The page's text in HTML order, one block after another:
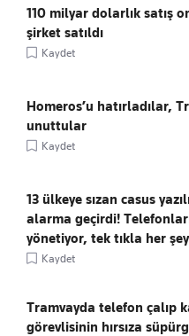
110 milyar dolarlık satış
şirket satıldı
Kaydet
Homeros’u hatırladılar,
unuttular
Kaydet
13 ülkeye sızan casus
alarma geçirdi!
yönetiyor, tek tıkla her
Kaydet
Tramvayda telefon çalıp
görevlisinin hırsıza